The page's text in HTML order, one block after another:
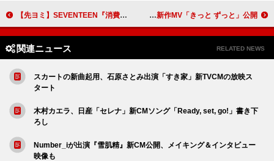
【先ヨミ】SEVENTEEN『消費期限』47.9万枚で現在シングル1位独走中 Sano ibuki、AL『BUBBLE』より新作MV「きっと ずっと」公開
関連ニュース RELATED NEWS
スカートの新曲起用、石原さとみ出演「すき家」新TVCMの放映ス
タート
木村カエラ、日産「セレナ」新CMソング「Ready, set, go!」書き下
ろし
Number_iが出演『雪肌精』新CM公開、メイキング＆インタビュー
映像も